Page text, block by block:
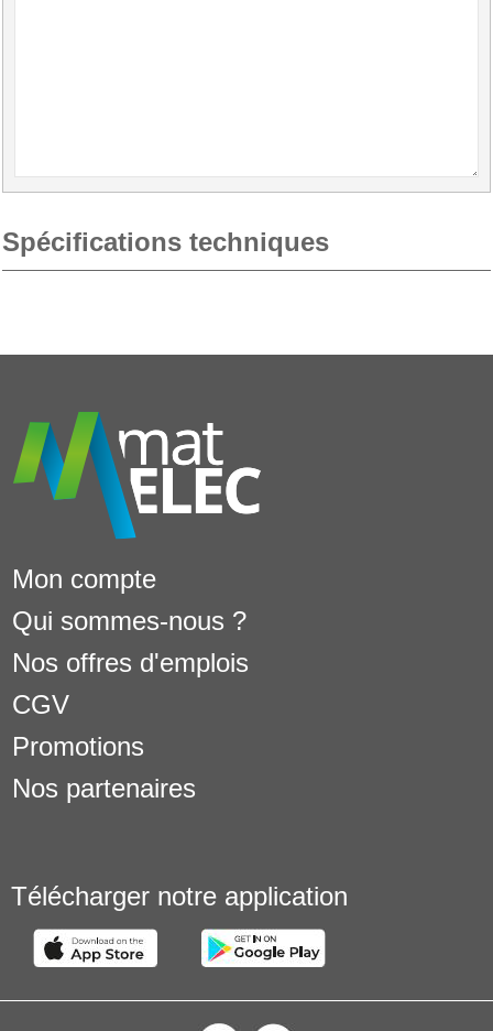
Spécifications techniques
Mon compte
Qui sommes-nous ?
Nos offres d'emplois
CGV
Promotions
Nos partenaires
Télécharger notre application